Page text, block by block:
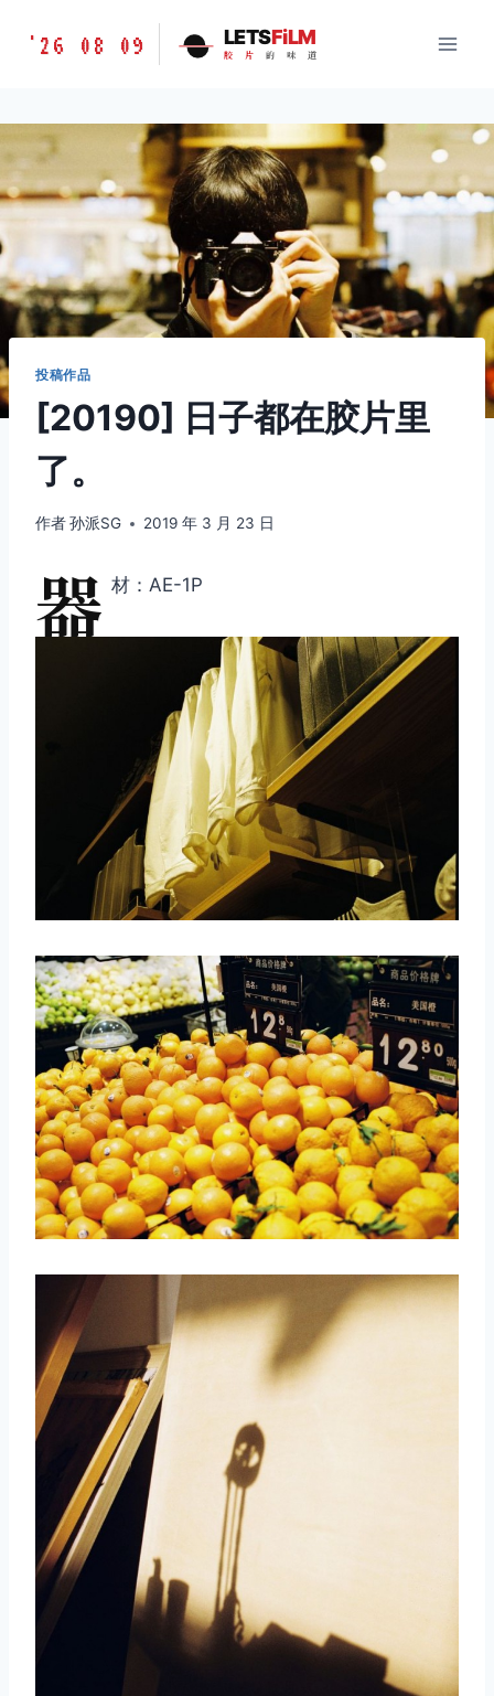
胶
味
道
LETSFILM
'26 08 09 LETSFiLM
胶 片 的 味 道
投稿作品
[20190] 日子都在胶片里
了。
作者孙派SG 2019 年 3 月 23 日
器 材：AE-1P